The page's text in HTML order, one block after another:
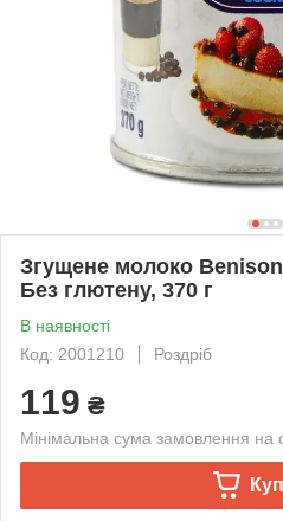
Згущене молоко
Без глютену, 370 г
В наявності
Код: 2001210
Роздріб
119 ₴
Мінімальна сума замовлення на